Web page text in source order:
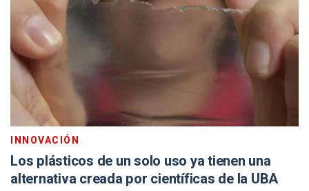
INNOVACIÓN
Los plásticos de un solo uso ya tienen una
alternativa creada por científicas de la UBA